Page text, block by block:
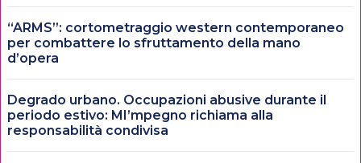
“ARMS”: cortometraggio western contemporaneo
per combattere lo sfruttamento della mano
d’opera
Degrado urbano. Occupazioni abusive durante il
periodo estivo: MI’mpegno richiama alla
responsabilità condivisa